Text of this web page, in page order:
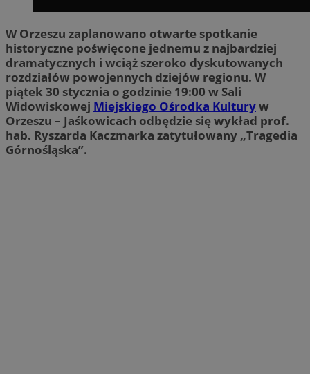
W Orzeszu zaplanowano otwarte spotkanie
historyczne poświęcone jednemu z najbardziej
dramatycznych i wciąż szeroko dyskutowanych
rozdziałów powojennych dziejów regionu. W
piątek 30 stycznia o godzinie 19:00 w Sali
Widowiskowej Miejskiego Ośrodka Kulturyw
Orzeszu – Jaśkowicach odbędzie się wykład prof.
hab. Ryszarda Kaczmarka zatytułowany „Tragedia
Górnośląska”.